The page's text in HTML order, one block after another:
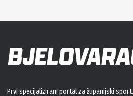
Prvi specijalizirani portal za županijski sport.